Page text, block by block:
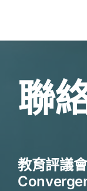
聯
教育評議